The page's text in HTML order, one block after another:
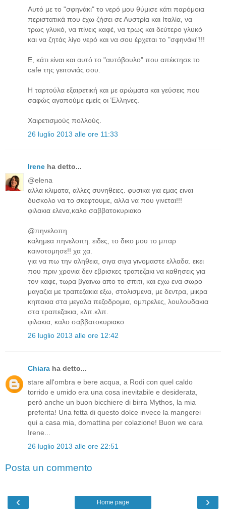
Αυτό με το "σφηνάκι" το νερό μου θύμισε κάτι παρόμοια
περιστατικά που έχω ζήσει σε Αυστρία και Ιταλία, να
τρως γλυκό, να πίνεις καφέ, να τρως και δεύτερο γλυκό
και να ζητάς λίγο νερό και να σου έρχεται το "σφηνάκι"!!!
Ε, κάτι είναι και αυτό το "αυτόβουλο" που απέκτησε το
cafe της γειτονιάς σου.
Η ταρτούλα εξαιρετική και με αρώματα και γεύσεις που
σαφώς αγαπούμε εμείς οι Έλληνες.
Χαιρετισμούς πολλούς.
26 luglio 2013 alle ore 11:33
Irene ha detto...
@elena
αλλα κλιματα, αλλες συνηθειες. φυσικα για εμας ειναι
δυσκολο να το σκεφτουμε, αλλα να που γινεται!!!
φιλακια ελενα,καλο σαββατοκυριακο
@πηνελοπη
καλημεα πηνελοπη. ειδες, το δικο μου το μπαρ
καινοτομησε!! χα χα.
για να πω την αληθεια, σιγα σιγα γινομαστε ελλαδα. εκει
που πριν χρονια δεν εβρισκες τραπεζακι να καθησεις για
τον καφε, τωρα βγαινω απο το σπιτι, και εχω ενα σωρο
μαγαζια με τραπεζακια εξω, στολισμενα, με δεντρα, μικρα
κηπακια στα μεγαλα πεζοδρομια, ομπρελες, λουλουδακια
στα τραπεζακια, κλπ.κλπ.
φιλακια, καλο σαββατοκυριακο
26 luglio 2013 alle ore 12:42
Chiara ha detto...
stare all'ombra e bere acqua, a Rodi con quel caldo
torrido e umido era una cosa inevitabile e desiderata,
però anche un buon bicchiere di birra Mythos, la mia
preferita! Una fetta di questo dolce invece la mangerei
qui a casa mia, domattina per colazione! Buon we cara
Irene...
26 luglio 2013 alle ore 22:51
Posta un commento
‹ ›
Home page